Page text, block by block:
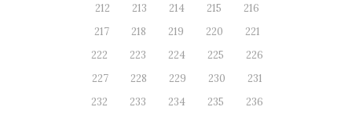
212
213 214 215
216
217
218 219 220
221
222
223 224 225
226
227
228 229 230
231
232
233 234 235
236